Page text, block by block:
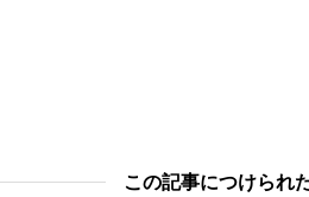
この記事につけられ